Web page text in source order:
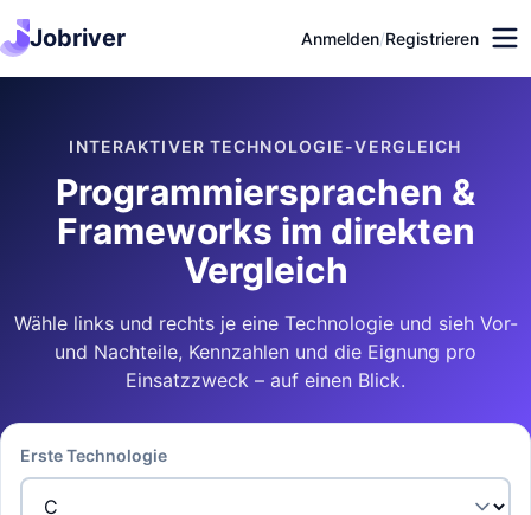
Jobriver Anmelden/Registrieren
INTERAKTIVER TECHNOLOGIE-VERGLEICH
Programmiersprachen &
Frameworks im direkten
Vergleich
Wähle links und rechts je eine Technologie und sieh Vor-
und Nachteile, Kennzahlen und die Eignung pro
Einsatzzweck – auf einen Blick.
Erste Technologie